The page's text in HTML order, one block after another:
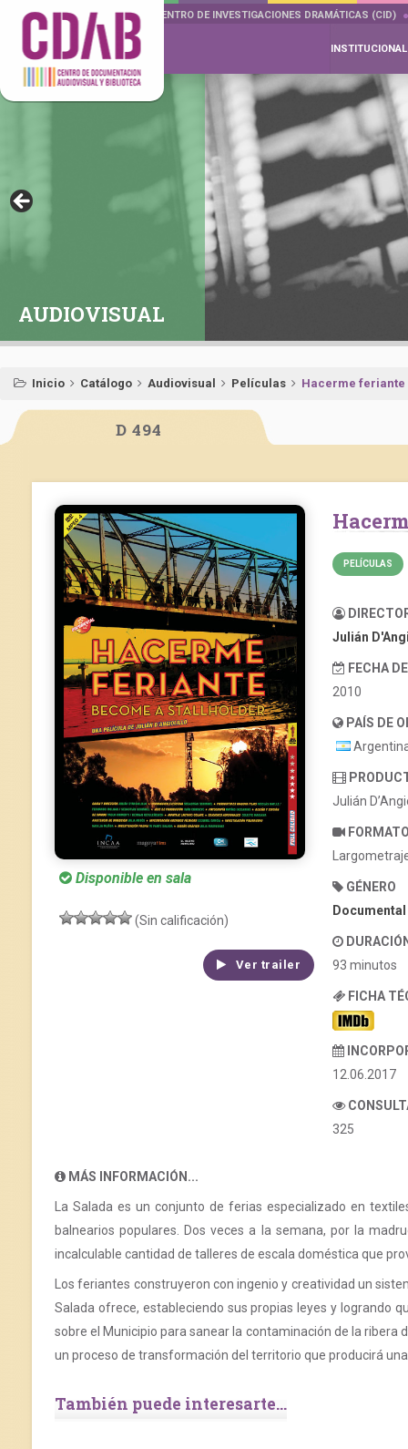
DOCUMENTA DRAMÁTICAS CENTRO DE INVESTIGACIONES DRAMÁTICAS (CID)
INSTITUCIONAL
AUDIOVISUAL
Inicio Catálogo Audiovisual Películas Hacerme feriante
D 494
Disponible en sala
(Sin calificación)
Ver trailer
PELÍCULAS
Julián
FECHA
2010
PAÍS DE
Julián
GÉNERO
Documental
93 minutos
FICHA
12.06.2017
325
MÁS INFORMACIÓN...
La Salada es un conjunto de ferias especializado en
balnearios populares. Dos veces a la semana, por la
incalculable cantidad de talleres de escala doméstica que
Los feriantes construyeron con ingenio y creatividad un
Salada ofrece, estableciendo sus propias leyes y logrando
sobre el Municipio para sanear la contaminación de la ribera
un proceso de transformación del territorio que producirá
También puede interesarte...